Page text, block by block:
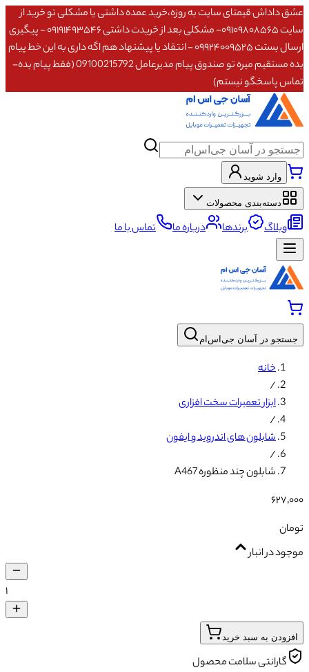
عشق داداش قیمتای سایت به روزه،خرید عمده داشتی یا مشکلی تو خرید از
سایت ۰۹۱۰۹۸۰۸۵۶۵- مشکلی بعد از خریدت داشتی ۰۹۱۹۱۴۹۳۵۴۶ - پیگیری
ارسال بستت ۰۹۹۲۴۰۰۹۵۲۵ - انتقاد یا پیشنهاد هم اگه داری به این خط پیام
بده مستقیم میره تو صندوق پیام مدیرعامل 09100215792 (فقط پیام بده-
تماس پاسخگو نیستم)
وارد شوید
دسته‌بندی محصولات
وبلاگ برندها درباره ما تماس با ما
جستجو در آسان جی‌اس‌ام
خانه
/
ابزار تعمیرات سخت افزاری
/
شابلون های اندروید و ایفون
/
شابلون چند منظوره A467
۶۲۷٬۰۰۰
تومان
موجود در انبار
۱
افزودن به سبد خرید
گارانتی سلامت محصول